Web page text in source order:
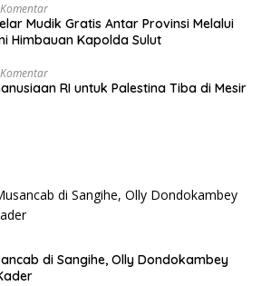
Mudik Gratis Antar Provinsi Melalui
Himbauan Kapolda Sulut
RI untuk Palestina Tiba di Mesir
di Sangihe, Olly Dondokambey